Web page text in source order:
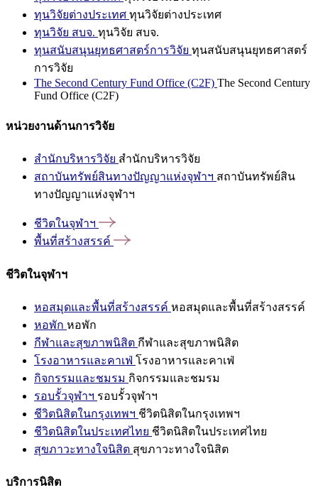
ทุนวิจัยต่างประเทศ ทุนวิจัยต่างประเทศ
ทุนวิจัย สบจ. ทุนวิจัย สบจ.
ทุนสนับสนุนยุทธศาสตร์การวิจัย ทุนสนับสนุนยุทธศาสตร์
การวิจัย
The Second Century Fund Office (C2F) The Second Century
Fund Office (C2F)
หน่วยงานด้านการวิจัย
สำนักบริหารวิจัย สำนักบริหารวิจัย
สถาบันทรัพย์สินทางปัญญาแห่งจุฬาฯ สถาบันทรัพย์สิน
ทางปัญญาแห่งจุฬาฯ
ชีวิตในจุฬาฯ
พื้นที่สร้างสรรค์
ชีวิตในจุฬาฯ
หอสมุดและพื้นที่สร้างสรรค์ หอสมุดและพื้นที่สร้างสรรค์
หอพัก หอพัก
กีฬาและสุขภาพนิสิต กีฬาและสุขภาพนิสิต
โรงอาหารและคาเฟ่ โรงอาหารและคาเฟ่
กิจกรรมและชมรม กิจกรรมและชมรม
รอบรั้วจุฬาฯ รอบรั้วจุฬาฯ
ชีวิตนิสิตในกรุงเทพฯ ชีวิตนิสิตในกรุงเทพฯ
ชีวิตนิสิตในประเทศไทย ชีวิตนิสิตในประเทศไทย
สุขภาวะทางใจนิสิต สุขภาวะทางใจนิสิต
บริการนิสิต